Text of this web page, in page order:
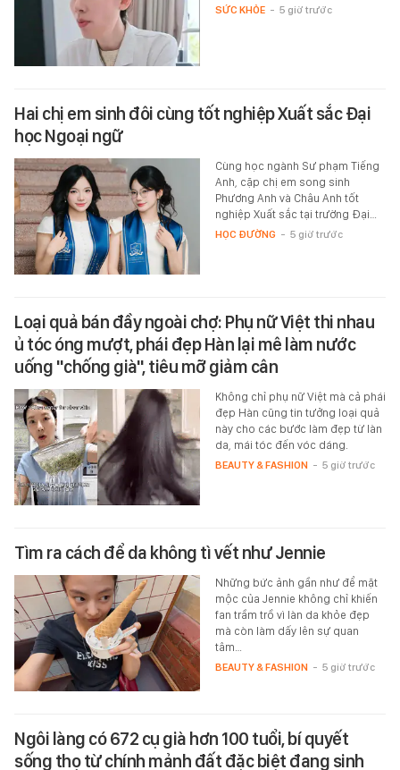
SỨC KHỎE - 5 giờ trước
Hai chị em sinh đôi cùng tốt nghiệp Xuất sắc Đại
học Ngoại ngữ
Cùng học ngành Sư phạm Tiếng
Anh, cặp chị em song sinh
Phương Anh và Châu Anh tốt
nghiệp Xuất sắc tại trường Đại…
HỌC ĐƯỜNG - 5 giờ trước
Loại quả bán đầy ngoài chợ: Phụ nữ Việt thi nhau
ủ tóc óng mượt, phái đẹp Hàn lại mê làm nước
uống "chống già", tiêu mỡ giảm cân
Không chỉ phụ nữ Việt mà cả phái
đẹp Hàn cũng tin tưởng loại quả
này cho các bước làm đẹp từ làn
da, mái tóc đến vóc dáng.
BEAUTY & FASHION - 5 giờ trước
Tìm ra cách để da không tì vết như Jennie
Những bức ảnh gần như để mặt
mộc của Jennie không chỉ khiến
fan trầm trồ vì làn da khỏe đẹp
mà còn làm dấy lên sự quan
tâm…
BEAUTY & FASHION - 5 giờ trước
Ngôi làng có 672 cụ già hơn 100 tuổi, bí quyết
sống thọ từ chính mảnh đất đặc biệt đang sinh